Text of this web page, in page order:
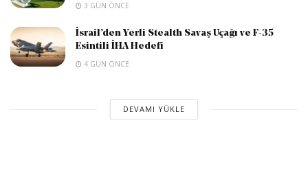
3 GÜN ÖNCE
İsrail’den Yerli Stealth Savaş Uçağı ve F-35
Esintili İHA Hedefi
4 GÜN ÖNCE
DEVAMI YÜKLE